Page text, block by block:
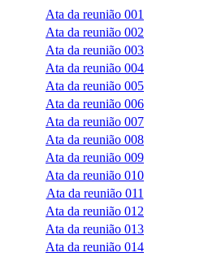
Ata da reunião 001
Ata da reunião 002
Ata da reunião 003
Ata da reunião 004
Ata da reunião 005
Ata da reunião 006
Ata da reunião 007
Ata da reunião 008
Ata da reunião 009
Ata da reunião 010
Ata da reunião 011
Ata da reunião 012
Ata da reunião 013
Ata da reunião 014